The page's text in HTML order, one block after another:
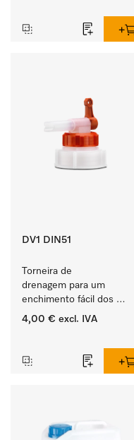
DV1 DIN51
Torneira de
drenagem para um
enchimento fácil dos
produtos líquidos
4,00 € excl. IVA